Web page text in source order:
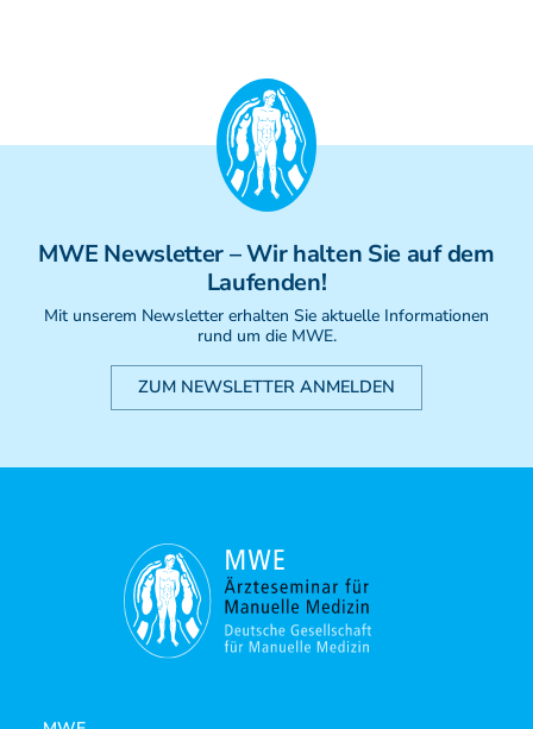
MWE Newsletter– Wir halten Sie auf dem
Laufenden!
Mit unserem Newsletter erhalten Sie aktuelle Informationen
rund um die MWE.
ZUM NEWSLETTER ANMELDEN